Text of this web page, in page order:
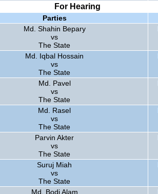
For Hearing
Parties
Md. Shahin Bepary
vs
The State
Md. Iqbal Hossain
vs
The State
Md. Pavel
vs
The State
Md. Rasel
vs
The State
Parvin Akter
vs
The State
Suruj Miah
vs
The State
Md. Bodi Alam